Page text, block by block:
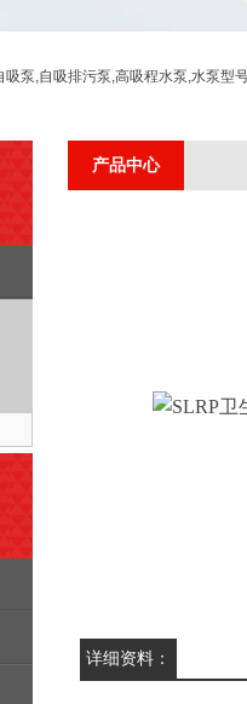
吸泵,自吸排污泵,高吸程水泵,水泵型
产品中心
详细资料：